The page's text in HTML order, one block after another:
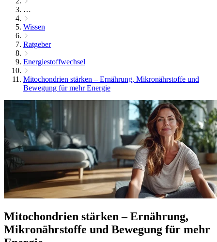
…
Wissen
Ratgeber
Energiestoffwechsel
Mitochondrien stärken – Ernährung, Mikronährstoffe und
Bewegung für mehr Energie
Mitochondrien stärken – Ernährung,
Mikronährstoffe und Bewegung für mehr